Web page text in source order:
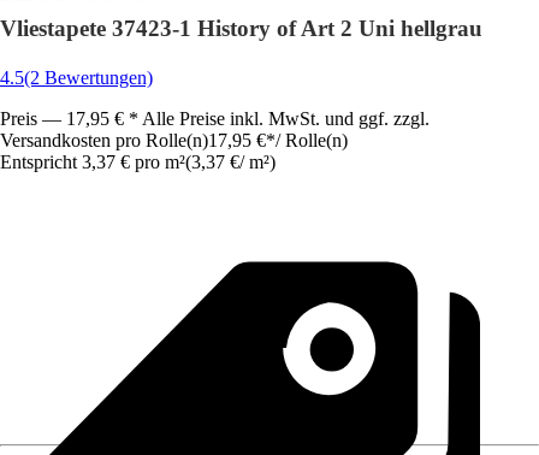
Vliestapete 37423-1 History of Art 2 Uni hellgrau
4.5(2 Bewertungen)
Preis — 17,95 € * Alle Preise inkl. MwSt. und ggf. zzgl.
Versandkosten pro Rolle(n)17,95 €*/ Rolle(n)
Entspricht 3,37 € pro m²(3,37 €/ m²)